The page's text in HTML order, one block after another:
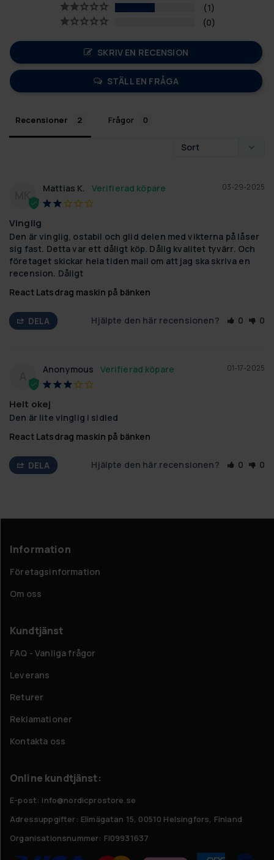
1
0
SKRIV EN RECENSION
STÄLL EN FRÅGA
Recensioner Frågor
MK
03-29-2025
Mattias K.
Vinglig
Den är vinglig, ostabil och glid delen med vikterna på låser
sig fast. Detta var ett dåligt köp. Dålig kvalitet tyvärr. Och
företaget skickar hela tiden mail om att jag ska skriva en
recension. Dåligt
React Latsdrag maskin på bänken
DELA Hjälpte den här recensionen? 0 0
01-17-2025
Anonymous
Helt okej
Den är lite vinglig i sidled
React Latsdrag maskin på bänken
DELA Hjälpte den här recensionen? 0 0
Information
Företagsinformation
Om oss
Kundtjänst
FAQ - Vanliga frågor
Leverans
Returer
Reklamationer
Kontakta oss
Online kundtjänst:
E-post: info@nordicprostore.se
Adressuppgifter: Elimägatan 15, 00510 Helsingfors, Finland
Organisationsnummer: FI09931637